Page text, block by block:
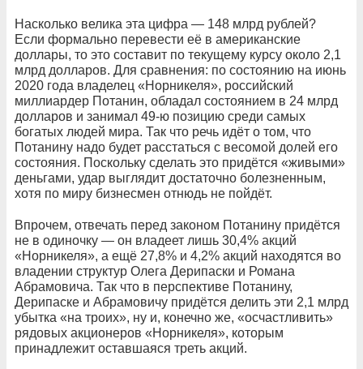
Насколько велика эта цифра — 148 млрд рублей?
Если формально перевести её в американские
доллары, то это составит по текущему курсу около 2,1
млрд долларов. Для сравнения: по состоянию на июнь
2020 года владелец «Норникеля», российский
миллиардер Потанин, обладал состоянием в 24 млрд
долларов и занимал 49-ю позицию среди самых
богатых людей мира. Так что речь идёт о том, что
Потанину надо будет расстаться с весомой долей его
состояния. Поскольку сделать это придётся «живыми»
деньгами, удар выглядит достаточно болезненным,
хотя по миру бизнесмен отнюдь не пойдёт.
Впрочем, отвечать перед законом Потанину придётся
не в одиночку — он владеет лишь 30,4% акций
«Норникеля», а ещё 27,8% и 4,2% акций находятся во
владении структур Олега Дерипаски и Романа
Абрамовича. Так что в перспективе Потанину,
Дерипаске и Абрамовичу придётся делить эти 2,1 млрд
убытка «на троих», ну и, конечно же, «осчастливить»
рядовых акционеров «Норникеля», которым
принадлежит оставшаяся треть акций.